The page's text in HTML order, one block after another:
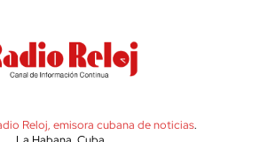
Reloj, emisora cubana de noticias.